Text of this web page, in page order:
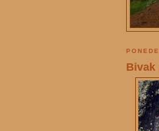
Bivak